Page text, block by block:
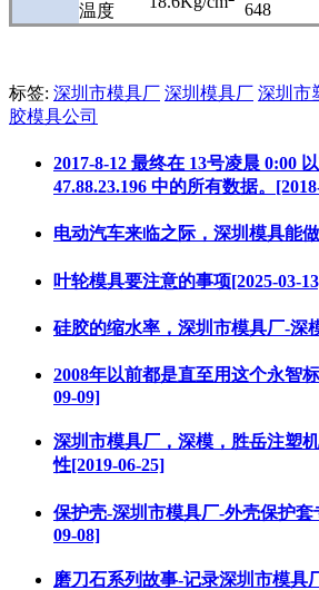
温度 648
标签: 深圳市模具厂 深圳模具厂 深圳市
胶模具公司
2017-8-12 最终在 13号凌晨 0:00
47.88.23.196 中的所有数据。
电动汽车来临之际，深圳模具能
叶轮模具要注意的事项[2025-03-
硅胶的缩水率，深圳市模具厂-深
2008年以前都是直至用这个永智
09-09]
深圳市模具厂，深模，胜岳注塑
性[2019-06-25]
保护壳-深圳市模具厂-外壳保护套
09-08]
磨刀石系列故事-记录深圳市模具